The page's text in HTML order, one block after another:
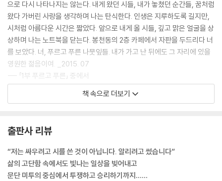
으로 다시 나타나지는 않는다. 내게 왔던 시들, 내가 놓쳤던 순간들, 꿈처럼
왔다 가버린 사랑을 생각하며 나는 탄식한다. 인생은 지루하도록 길지만,
시처럼 아름다운 시간은 짧았다. 앞으로 내게 올 시들, 깊고 맑은 얼굴을 상
상하며 나는 노트북을 닫는다. 봉천동의 2층 카페에서 자판을 두드리다 너
를 보았다. 너, 푸르고 푸른 나뭇잎들. 내가 가고 난 뒤에도 그 자리에 있을
영원한 젊음이여. _2015. 07
--- 「1부 푸르고 푸른」 중에서
#2 자신 있으면 얼마든지 타협해
다른 이들과 대화하고 타협하는 법을 배워야 한다. “원칙을 지키는 건 쉬워
요. 그냥 (원칙을) 지키면 돼요. 그러나 타협은 어려워요.” 타협하면서도
망가지지 않는 게 중요하다. _2017.06.03
--- 「2부 아름다움은 남는다」 중에서
책 속으로 더보기
출판사 리뷰
“저는 싸우려고 시를 쓴 것이 아닙니다. 알리려고 썼습니다”
삶의 고단함 속에서도 빛나는 일상을 빚어내고
문단 미투의 중심에서 투쟁하고 승리하기까지……